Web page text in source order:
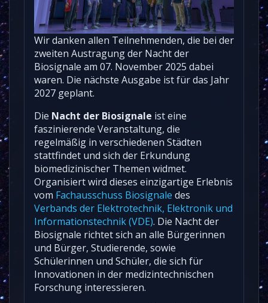
Wir danken allen Teilnehmenden, die bei der
zweiten Austragung der Nacht der
Biosignale am 07. November 2025 dabei
waren. Die nächste Ausgabe ist für das Jahr
2027 geplant.
Die Nacht der Biosignale ist eine
faszinierende Veranstaltung, die
regelmäßig in verschiedenen Städten
stattfindet und sich der Erkundung
biomedizinischer Themen widmet.
Organisiert wird dieses einzigartige Erlebnis
vom Fachausschuss Biosignale des
Verbands der Elektrotechnik, Elektronik und
Informationstechnik (VDE). Die Nacht der
Biosignale richtet sich an alle Bürgerinnen
und Bürger, Studierende, sowie
Schülerinnen und Schüler, die sich für
Innovationen in der medizintechnischen
Forschung interessieren.